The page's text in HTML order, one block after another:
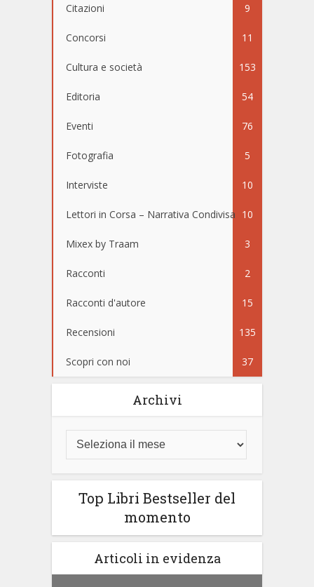
Citazioni 9
Concorsi 11
Cultura e società 153
Editoria 54
Eventi 76
Fotografia 5
Interviste 10
Lettori in Corsa – Narrativa Condivisa 10
Mixex by Traam 3
Racconti 2
Racconti d'autore 15
Recensioni 135
Scopri con noi 37
Archivi
Top Libri Bestseller del
momento
Articoli in evidenza